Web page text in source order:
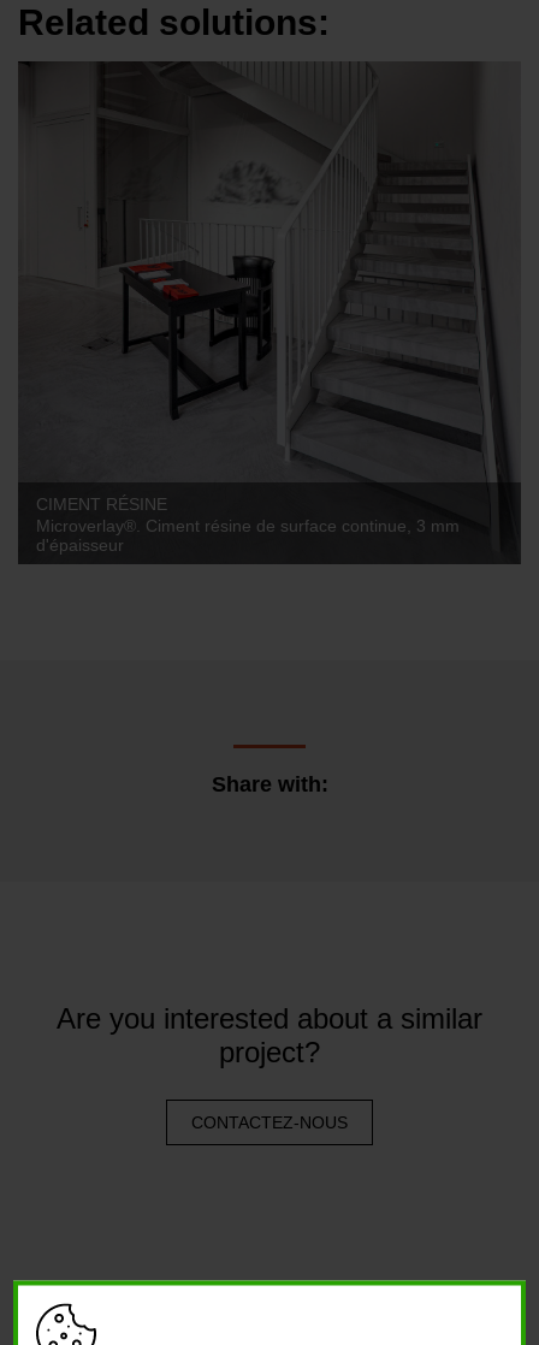
Related solutions:
CIMENT RÉSINE
Microverlay®. Ciment résine de surface continue, 3 mm
d'épaisseur
Share with:
Are you interested about a similar
project?
CONTACTEZ-NOUS